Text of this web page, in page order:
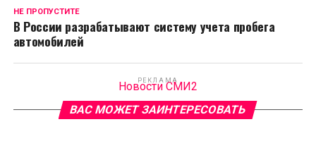
НЕ ПРОПУСТИТЕ
В России разрабатывают систему учета пробега
автомобилей
РЕКЛАМА
Новости СМИ2
ВАС МОЖЕТ ЗАИНТЕРЕСОВАТЬ